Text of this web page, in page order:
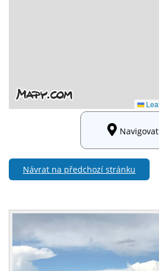
Navigovat
Návrat na předchozí stránku